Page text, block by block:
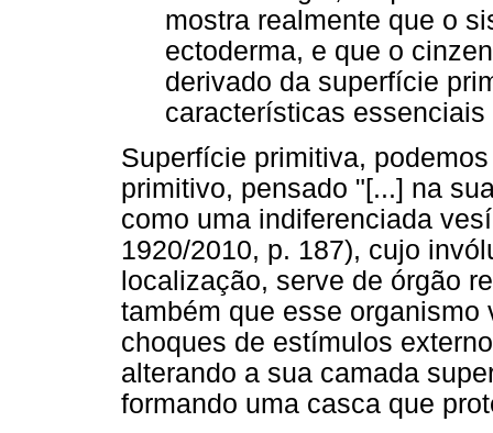
mostra realmente que o
ectoderma, e que o
derivado da superfície
características
Superfície primitiva,
primitivo, pensado "[...] na
como uma indiferenciada
1920/2010, p. 187), cujo
localização, serve de órgão
também que esse
choques de estímulos
alterando a sua camada
formando uma casca que